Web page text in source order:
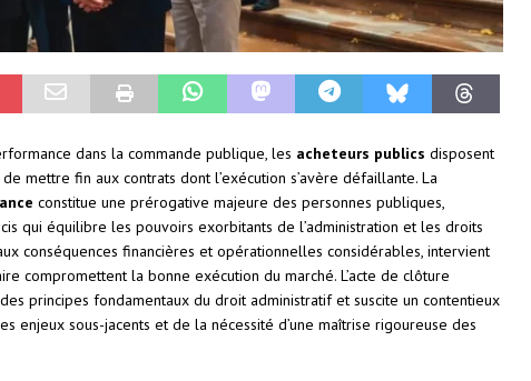
dans la commande publique, les acheteurs publics disposent
mettre fin aux contrats dont l’exécution s’avère défaillante. La
constitue une prérogative majeure des personnes publiques,
qui équilibre les pouvoirs exorbitants de l’administration et les droits
conséquences financières et opérationnelles considérables, intervient
compromettent la bonne exécution du marché. L’acte de clôture
principes fondamentaux du droit administratif et suscite un contentieux
enjeux sous-jacents et de la nécessité d’une maîtrise rigoureuse des